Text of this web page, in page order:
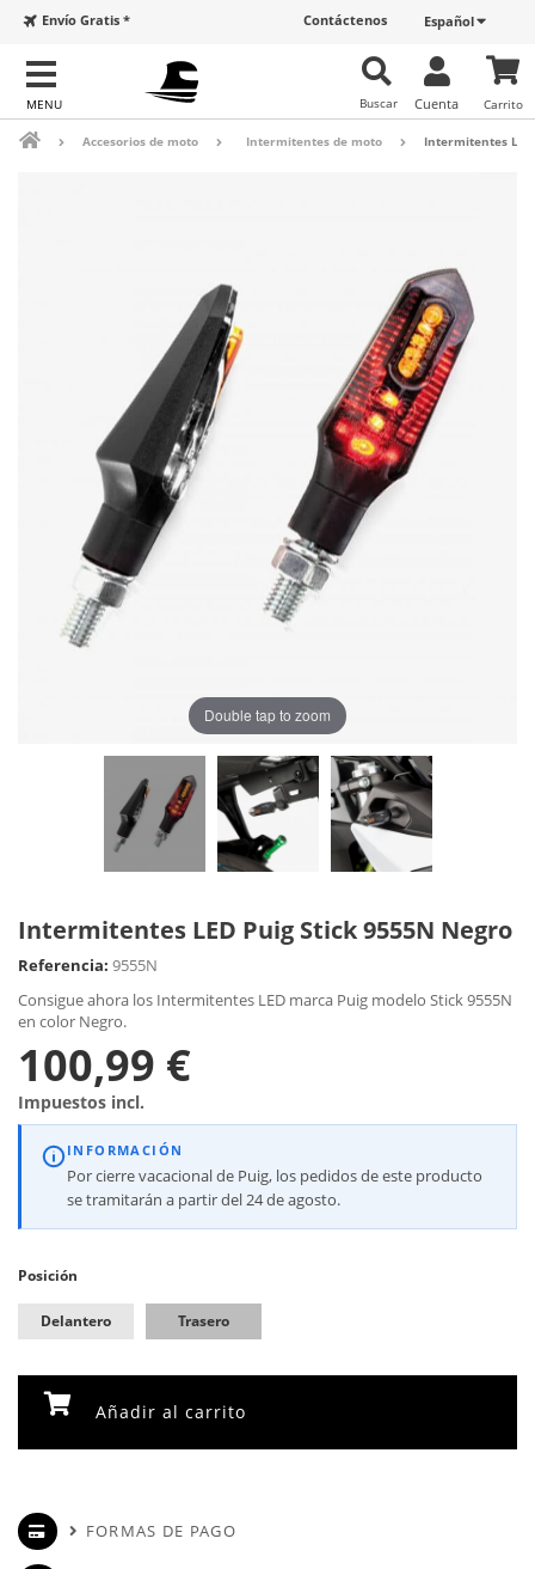
Español
Contáctenos
Envío Gratis *
Carrito
Cuenta
Buscar
Accesorios de moto Intermitentes de moto Intermitentes
Double tap to zoom
Intermitentes LED Puig Stick 9555N Negro
Referencia: 9555N
Consigue ahora los Intermitentes LED marca Puig modelo Stick 9555N
en color Negro.
100,99 €
Impuestos incl.
INFORMACIÓN
Por cierre vacacional de Puig, los pedidos de este producto
se tramitarán a partir del 24 de agosto.
Posición
Delantero Trasero
Añadir al carrito
FORMAS DE PAGO